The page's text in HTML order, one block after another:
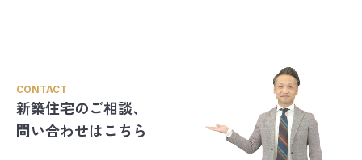
CONTACT
新築住宅のご相談、
問い合わせはこちら